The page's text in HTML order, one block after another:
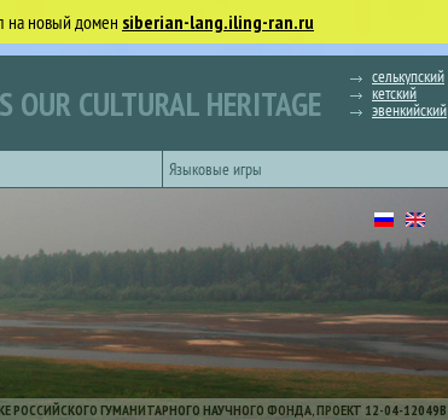
на новый домен siberian-lang.iling-ran.ru
CULTURAL HERITAGE
селькупский
кетский
эвенкийский
Языковые игры
РОССИЙСКОГО ГУМАНИТАРНОГО НАУЧНОГО ФОНДА, ПРОЕКТ 12-04-12049В